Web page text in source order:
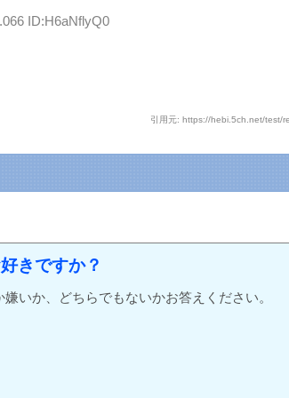
ID:H6aNflyQ0
引用元: https://hebi.5ch.net/test/
きですか？
いか、どちらでもないかお答えください。